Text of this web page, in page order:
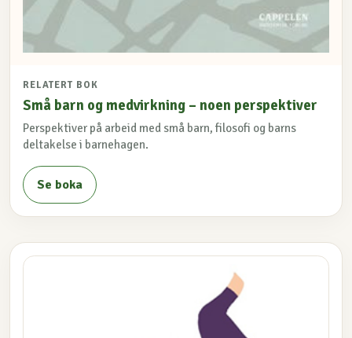
RELATERT BOK
Små barn og medvirkning – noen perspektiver
Perspektiver på arbeid med små barn, filosofi og barns
deltakelse i barnehagen.
Se boka